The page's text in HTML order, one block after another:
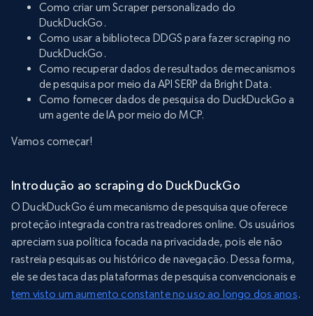
Como criar um Scraper personalizado do
DuckDuckGo.
Como usar a biblioteca DDGS para fazer scraping no
DuckDuckGo.
Como recuperar dados de resultados de mecanismos
de pesquisa por meio da API SERP da Bright Data.
Como fornecer dados de pesquisa do DuckDuckGo a
um agente de IA por meio do MCP.
Vamos começar!
Introdução ao scraping do DuckDuckGo
O DuckDuckGo é um mecanismo de pesquisa que oferece
proteção integrada contra rastreadores online. Os usuários
apreciam sua política focada na privacidade, pois ele não
rastreia pesquisas ou histórico de navegação. Dessa forma,
ele se destaca das plataformas de pesquisa convencionais e
tem visto um aumento constante no uso ao longo dos anos.